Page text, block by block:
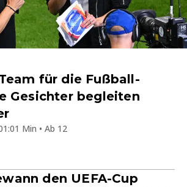
für die Fußball-
Gesichter begleiten
Min • Ab 12
den UEFA-Cup